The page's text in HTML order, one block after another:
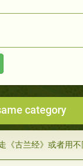
category
古兰经》或者用不同的版